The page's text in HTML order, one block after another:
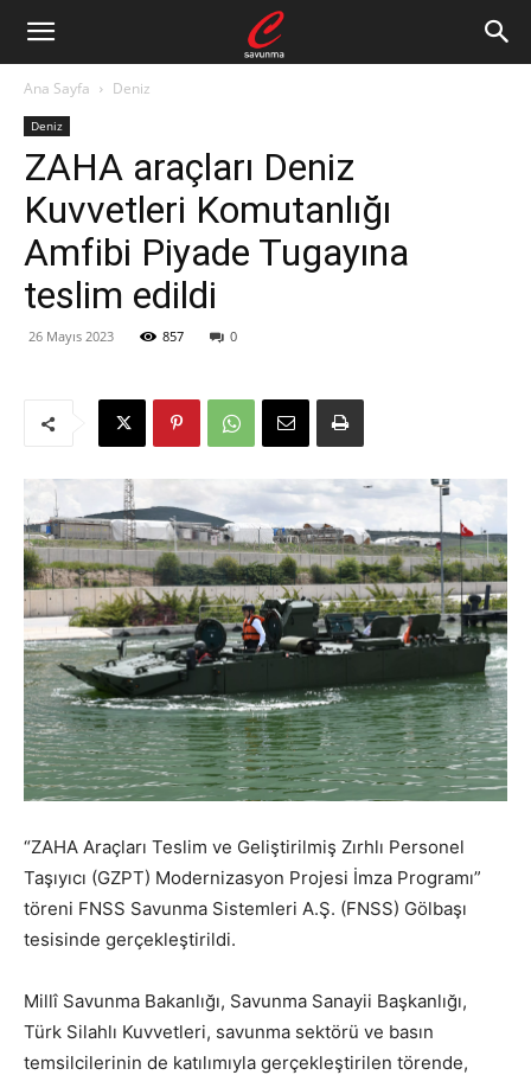
Ana Sayfa Deniz
Deniz
ZAHA araçları Deniz
Kuvvetleri Komutanlığı
Amfibi Piyade Tugayına
teslim edildi
26 Mayıs 2023 857 0
“ZAHA Araçları Teslim ve Geliştirilmiş Zırhlı Personel
Taşıyıcı (GZPT) Modernizasyon Projesi İmza Programı”
töreni FNSS Savunma Sistemleri A.Ş. (FNSS) Gölbaşı
tesisinde gerçekleştirildi.
Millî Savunma Bakanlığı, Savunma Sanayii Başkanlığı,
Türk Silahlı Kuvvetleri, savunma sektörü ve basın
temsilcilerinin de katılımıyla gerçekleştirilen törende,